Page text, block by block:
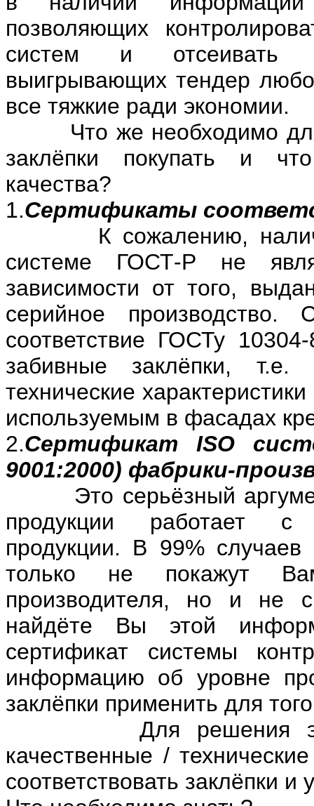
позволяющих
систем и отсеивать
выигрывающих тендер
все тяжкие ради экономии.
Что же необходимо для
заклёпки покупать и
качества?
1.Сертификаты
К сожалению, наличие
системе ГОСТ-Р не
зависимости от того,
серийное производство.
соответствие ГОСТу
забивные заклёпки,
технические
используемым в фасадах
2.Сертификат ISO
9001:2000) фабрики-
Это серьёзный
продукции работает с
продукции. В 99%
только не покажут
производителя, но и не
найдёте Вы этой
сертификат системы
информацию об уровне
заклёпки применить для
Для решения этого
качественные /
соответствовать заклёпки